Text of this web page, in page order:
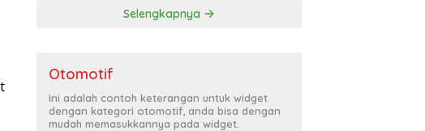
Selengkapnya
Otomotif
Ini adalah contoh keterangan untuk widget
dengan kategori otomotif, anda bisa dengan
mudah memasukkannya pada widget.